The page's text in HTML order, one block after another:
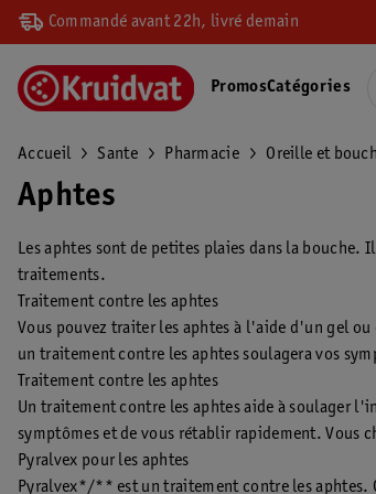
Commandé avant 22h, livré demain
PromosCatégories
Accueil Sante Pharmacie Oreille et
Aphtes
Les aphtes sont de petites plaies dans la
traitements.
Traitement contre les aphtes
Vous pouvez traiter les aphtes à l'aide d'un gel
un traitement contre les aphtes soulagera vos
Traitement contre les aphtes
Un traitement contre les aphtes aide à soulager
symptômes et de vous rétablir rapidement. Vous
Pyralvex pour les aphtes
Pyralvex*/** est un traitement contre les